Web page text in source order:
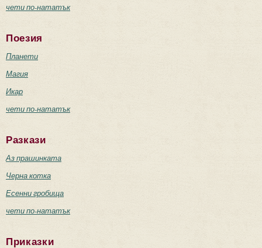
чети по-нататък
Поезия
Планети
Магия
Икар
чети по-нататък
Разкази
Аз прашинката
Черна котка
Есенни гробища
чети по-нататък
Приказки